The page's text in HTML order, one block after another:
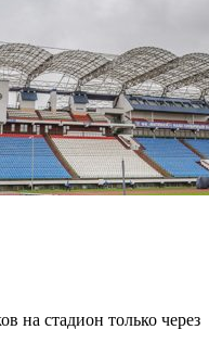
на стадион только через